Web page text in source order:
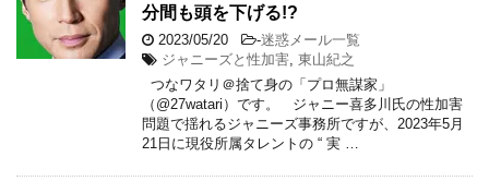
分間も頭を下げる!?
2023/05/20 -迷惑メール一覧
ジャニーズと性加害 東山紀之
つなワタリ＠捨て身の「プロ無謀家」
（@27watari）です。 ジャニー喜多川氏の性加害
問題で揺れるジャニーズ事務所ですが、2023年5月
21日に現役所属タレントの “ 実 …